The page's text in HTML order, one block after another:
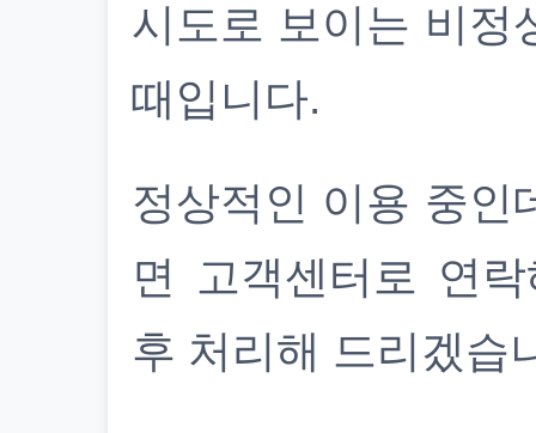
시도로 보이는 비정
때입니다.
정상적인 이용 중인
면 고객센터로 연
후 처리해 드리겠습